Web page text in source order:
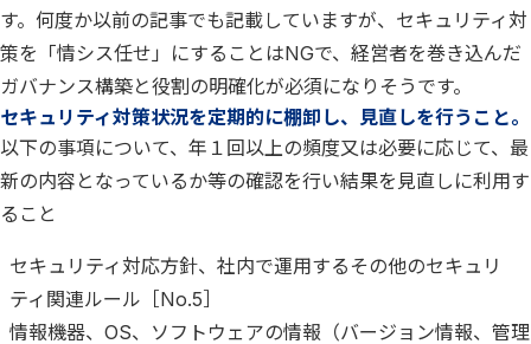
す。何度か以前の記事でも記載していますが、セキュリティ対
策を「情シス任せ」にすることはNGで、経営者を巻き込んだ
ガバナンス構築と役割の明確化が必須になりそうです。
セキュリティ対策状況を定期的に棚卸し、見直しを行うこと。
以下の事項について、年１回以上の頻度又は必要に応じて、最
新の内容となっているか等の確認を行い結果を見直しに利用す
ること
セキュリティ対応方針、社内で運用するその他のセキュリ
ティ関連ルール［No.5］
情報機器、OS、ソフトウェアの情報（バージョン情報、管理